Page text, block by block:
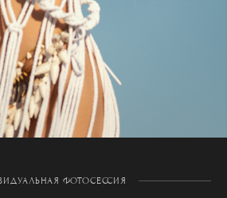
ФОТОСЕССИЯ